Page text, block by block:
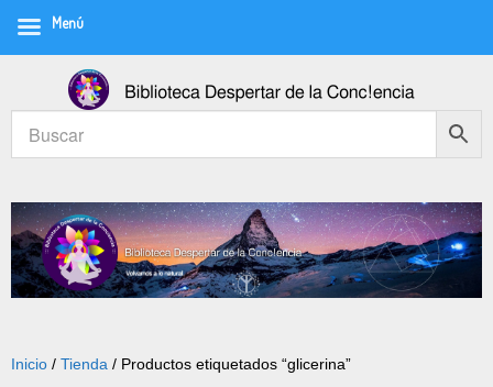
Inicio / Tienda / Productos etiquetados “glicerina”
Menú